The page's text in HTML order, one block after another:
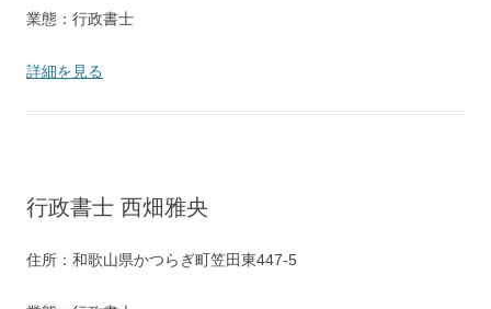
業態：行政書士
詳細を見る
行政書士 西畑雅央
住所：和歌山県かつらぎ町笠田東447-5